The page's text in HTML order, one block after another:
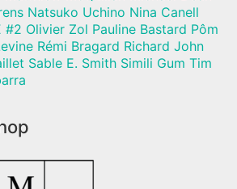
Natsuko Uchino Nina Canell
#2 Olivier Zol Pauline Bastard Pôm
Rémi Bragard Richard John
Sable E. Smith Simili Gum Tim